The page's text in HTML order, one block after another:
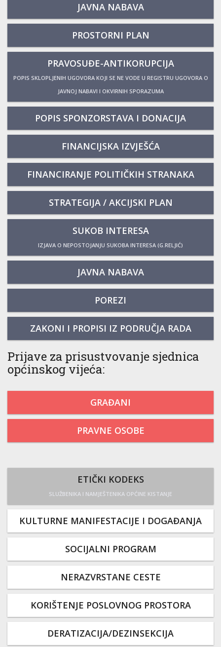
JAVNA NABAVA
PROSTORNI PLAN
PRAVOSUĐE-ANTIKORUPCIJA
POPIS SKLOPLJENIH UGOVORA KOJI SE NE VODE U REGISTRU UGOVORA O
JAVNOJ NABAVI I OKVIRNIH SPORAZUMA
POPIS SPONZORSTAVA I DONACIJA
FINANCIJSKA IZVJEŠĆA
FINANCIRANJE POLITIČKIH STRANAKA
STRATEGIJA / AKCIJSKI PLAN
SUKOB INTERESA
IZJAVA O NEPOSTOJANJU SUKOBA INTERESA (G.RELJIĆ)
JAVNA NABAVA
POREZI
ZAKONI I PROPISI IZ PODRUČJA RADA
Prijave za prisustvovanje sjednica
općinskog vijeća:
GRAĐANI
PRAVNE OSOBE
ETIČKI KODEKS
SLUŽBENIKA I NAMJEŠTENIKA OPĆINE KISTANJE
KULTURNE MANIFESTACIJE I DOGAĐANJA
SOCIJALNI PROGRAM
NERAZVRSTANE CESTE
KORIŠTENJE POSLOVNOG PROSTORA
DERATIZACIJA/DEZINSEKCIJA